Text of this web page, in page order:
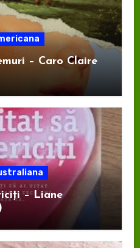
– Caro Claire
– Liane